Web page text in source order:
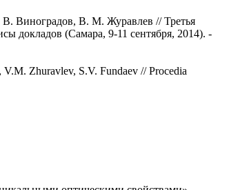
Виноградов, В. М. Журавлев // Третья
докладов (Самара, 9-11 сентября, 2014). -
Zhuravlev, S.V. Fundaev // Procedia